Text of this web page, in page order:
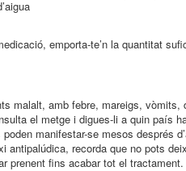
emporta-te’n la quantitat
malalt, amb febre, mareigs, vòmits,
el metge i digues-li a quin país
manifestar-se mesos després
antipalúdica, recorda que no pots
prenent fins acabar tot el tractament.